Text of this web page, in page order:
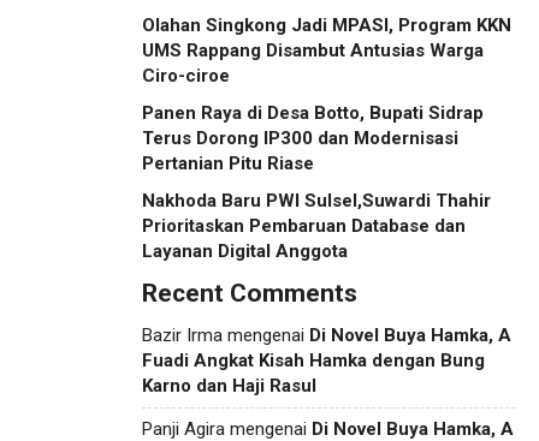
Olahan Singkong Jadi MPASI, Program KKN
UMS Rappang Disambut Antusias Warga
Ciro-ciroe
Panen Raya di Desa Botto, Bupati Sidrap
Terus Dorong IP300 dan Modernisasi
Pertanian Pitu Riase
Nakhoda Baru PWI Sulsel,Suwardi Thahir
Prioritaskan Pembaruan Database dan
Layanan Digital Anggota
Recent Comments
Bazir Irma mengenai Di Novel Buya Hamka, A
Fuadi Angkat Kisah Hamka dengan Bung
Karno dan Haji Rasul
Panji Agira mengenai Di Novel Buya Hamka, A